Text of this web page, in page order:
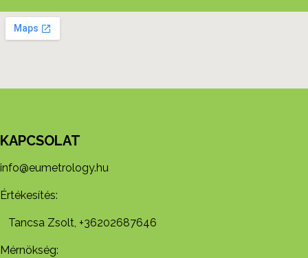
KAPCSOLAT
info@eumetrology.hu
Értékesítés:
Tancsa Zsolt, +36202687646
Mérnökség: